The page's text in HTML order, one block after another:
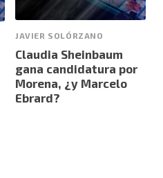
JAVIER SOLÓRZANO
Claudia Sheinbaum
gana candidatura por
Morena, ¿y Marcelo
Ebrard?